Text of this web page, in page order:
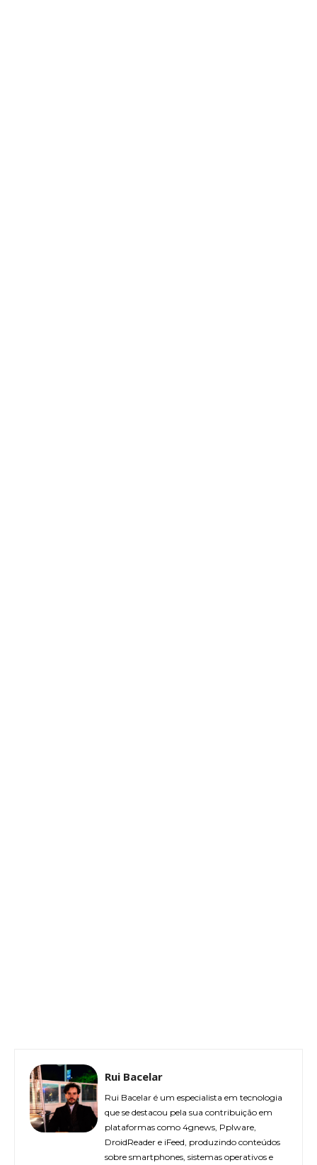
Rui Bacelar
Rui Bacelar é um especialista em tecnologia
que se destacou pela sua contribuição em
plataformas como 4gnews, Pplware,
DroidReader e iFeed, produzindo conteúdos
sobre smartphones, sistemas operativos e